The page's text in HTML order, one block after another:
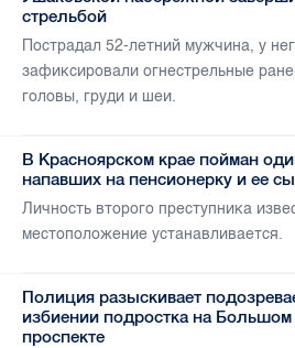
стрельбой
Пострадал 52-летний мужчина, у
зафиксировали огнестрельные
головы, груди и шеи.
В Красноярском крае пойман
напавших на пенсионерку и ее
Личность второго преступника
местоположение устанавливается.
Полиция разыскивает
избиении подростка на Большом
проспекте